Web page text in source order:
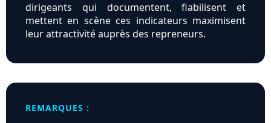
dirigeants qui documentent, fiabilisent et
mettent en scène ces indicateurs maximisent
leur attractivité auprès des repreneurs.
REMARQUES :